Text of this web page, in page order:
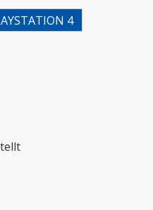
4
Wert ein oder benutze